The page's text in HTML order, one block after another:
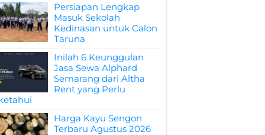
Persiapan Lengkap
Masuk Sekolah
Kedinasan untuk Calon
Taruna
Inilah 6 Keunggulan
Jasa Sewa Alphard
Semarang dari Altha
Rent yang Perlu
Harga Kayu Sengon
Terbaru Agustus 2026